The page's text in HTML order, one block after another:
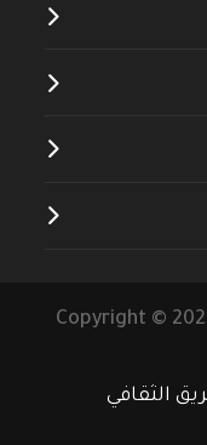
Copyright ©
الثقافي